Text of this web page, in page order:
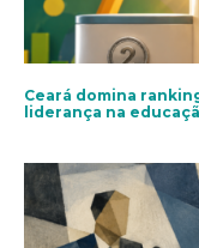
Ceará domina
liderança na